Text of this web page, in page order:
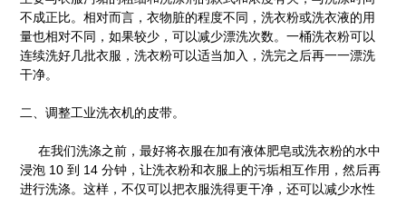
不成正比。相对而言，衣物脏的程度不同，洗衣粉或洗衣液的用
量也相对不同，如果较少，可以减少漂洗次数。一桶洗衣粉可以
连续洗好几批衣服，洗衣粉可以适当加入，洗完之后再一一漂洗
干净。
二、调整工业洗衣机的皮带。
在我们洗涤之前，最好将衣服在加有液体肥皂或洗衣粉的水中
浸泡 10 到 14 分钟，让洗衣粉和衣服上的污垢相互作用，然后再
进行洗涤。这样，不仅可以把衣服洗得更干净，还可以减少水性